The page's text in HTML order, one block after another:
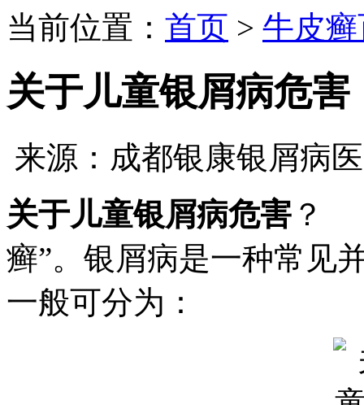
当前位置： 首页 > 牛皮
关于儿童银屑病危害
来源：成都银康银屑病
关于儿童银屑病危害 ？
癣”。银屑病是一种常见
一般可分为：